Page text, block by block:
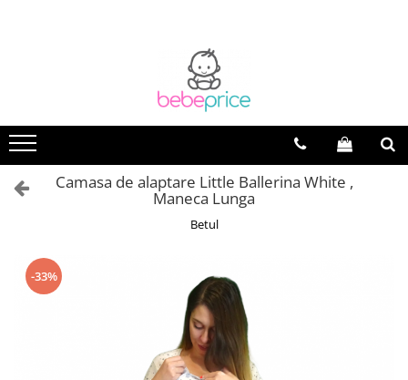
Camasa de alaptare Little Ballerina White ,
Maneca Lunga
Betul
-33%